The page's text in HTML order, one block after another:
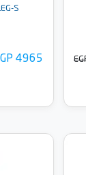
S
4965